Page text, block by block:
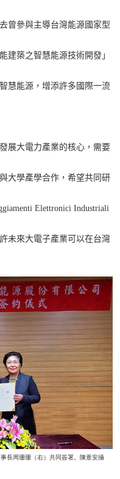
曾參與主導台灣能源國家型
建築之智慧能源技術開發」
慧能源，增添許多國際一流
展大電力產業的核心，需要
大學產學合作，希望共同研
Elettronici Industriali
未來大電子產業可以在台灣
長周珊珊（右）共同簽署。陳薏安攝